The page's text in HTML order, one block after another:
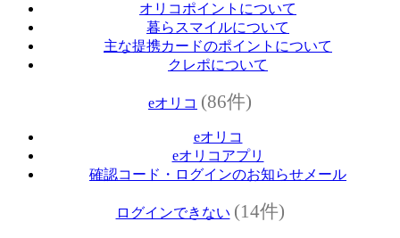
オリコポイントについて
暮らスマイルについて
主な提携カードのポイントについて
クレポについて
eオリコ (86件)
eオリコ
eオリコアプリ
確認コード・ログインのお知らせメール
ログインできない (14件)